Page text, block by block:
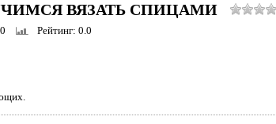
ВЯЗАТЬ СПИЦАМИ
Рейтинг: 0.0